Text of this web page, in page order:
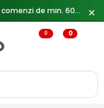
🎁 Câștigă săptămânal o cameră Dahua la comenzi de min. 600 lei — ✕
0 0